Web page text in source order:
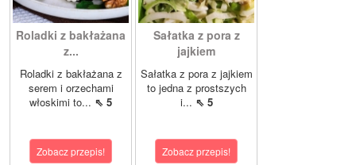
Roladki z bakłażana
z...
Roladki z bakłażana z
serem i orzechami
włoskimi to... ⇖ 5
Zobacz przepis!
Sałatka z pora z
jajkiem
Sałatka z pora z jajkiem
to jedna z prostszych
i... ⇖ 5
Zobacz przepis!